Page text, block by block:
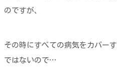
のですが、
その時にすべての病気をカバー
ではないので…